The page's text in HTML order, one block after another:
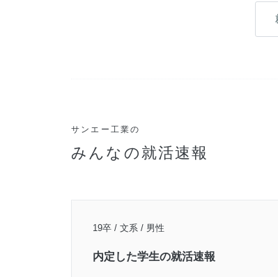
サンエー工業の
みんなの就活速報
19卒 / 文系 / 男性
内定した学生の就活速報